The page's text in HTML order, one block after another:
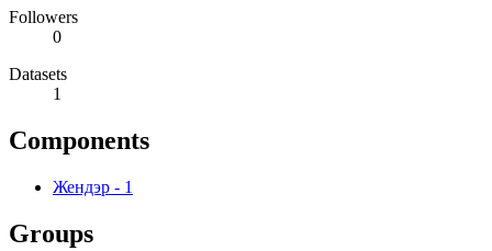
Followers
0
Datasets
1
Components
Жендэр - 1
Groups